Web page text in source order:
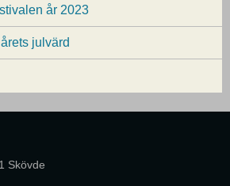
år 2023
julvärd
Skövde